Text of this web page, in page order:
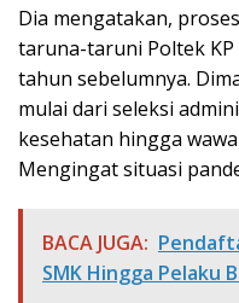
Dia mengatakan,
taruna-taruni Poltek
tahun sebelumnya.
mulai dari seleksi
kesehatan hingga
Mengingat situasi
BACA JUGA:
SMK Hingga Pelaku